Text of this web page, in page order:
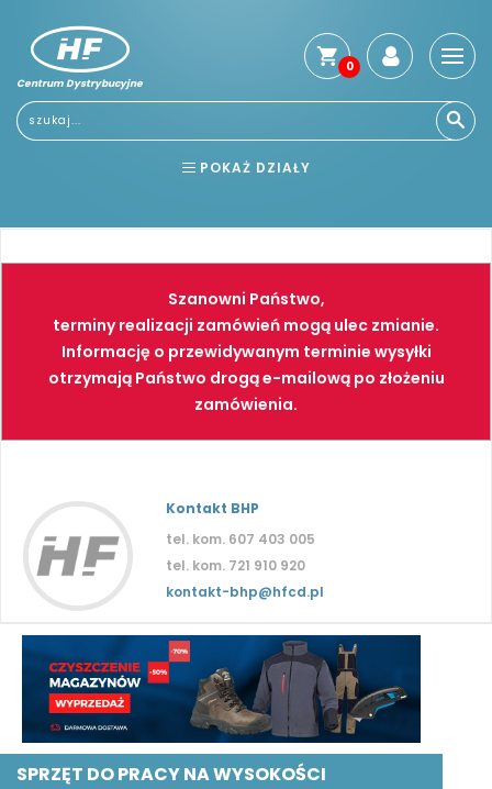
Centrum Dystrybucyjne
0
POKAŻ DZIAŁY
NARZĘDZIA SPAWALNICTWO
FARBY PNEUMATYKA
Szanowni Państwo,
terminy realizacji zamówień mogą ulec zmianie.
Informację o przewidywanym terminie wysyłki
otrzymają Państwo drogą e-mailową po złożeniu
zamówienia.
Kontakt BHP
tel. kom. 607 403 005
tel. kom. 721 910 920
kontakt-bhp@hfcd.pl
SPRZĘT DO PRACY NA WYSOKOŚCI